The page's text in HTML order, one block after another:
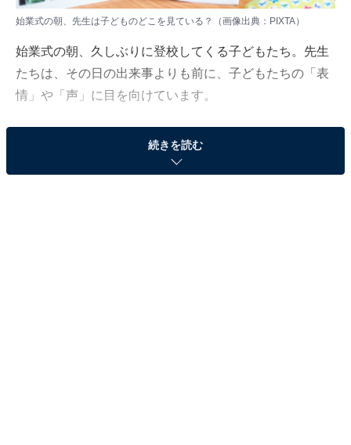
始業式の朝、先生は子どものどこを見ている？（画像出典：PIXTA）
始業式の朝、久しぶりに登校してくる子どもたち。先生
たちは、その日の出来事よりも前に、子どもたちの「表
情」や「声」に目を向けています。
元気にあいさつできているか、声は出ているか、教室に
入ってくるときの様子はどうか。冬休み明けの始業式
続きを読む